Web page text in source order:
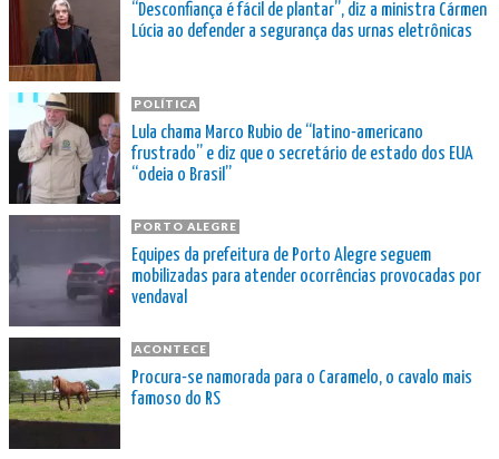
“Desconfiança é fácil de plantar”, diz a ministra Cármen
Lúcia ao defender a segurança das urnas eletrônicas
POLÍTICA
Lula chama Marco Rubio de “latino-americano
frustrado” e diz que o secretário de estado dos EUA
“odeia o Brasil”
PORTO ALEGRE
Equipes da prefeitura de Porto Alegre seguem
mobilizadas para atender ocorrências provocadas por
vendaval
ACONTECE
Procura-se namorada para o Caramelo, o cavalo mais
famoso do RS